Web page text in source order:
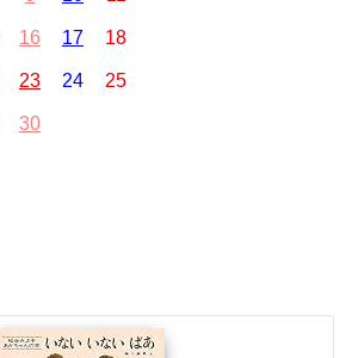
16 17 18
23 24 25
30